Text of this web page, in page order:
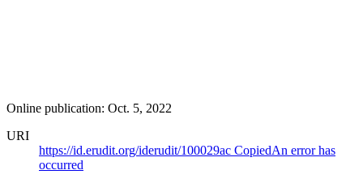
Online publication: Oct. 5, 2022
URI
https://id.erudit.org/iderudit/100029ac CopiedAn error has
occurred